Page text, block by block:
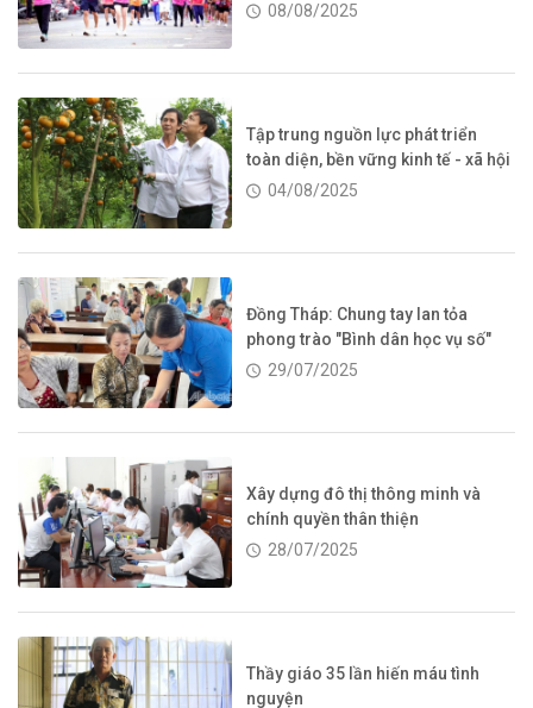
08/08/2025
Tập trung nguồn lực phát triển
toàn diện, bền vững kinh tế - xã hội
04/08/2025
Đồng Tháp: Chung tay lan tỏa
phong trào "Bình dân học vụ số"
29/07/2025
Xây dựng đô thị thông minh và
chính quyền thân thiện
28/07/2025
Thầy giáo 35 lần hiến máu tình
nguyện